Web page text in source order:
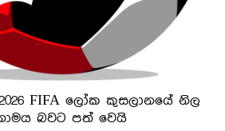
FIFA ලෝක කුසලානයේ නිල
බවට පත් වෙයි